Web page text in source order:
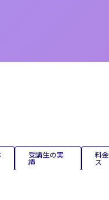
受講生の実
績
料
ス